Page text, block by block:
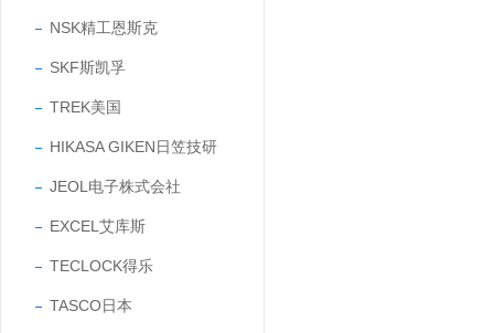
NSK精工恩斯克
SKF斯凯孚
TREK美国
HIKASA GIKEN日笠技研
JEOL电子株式会社
EXCEL艾库斯
TECLOCK得乐
TASCO日本